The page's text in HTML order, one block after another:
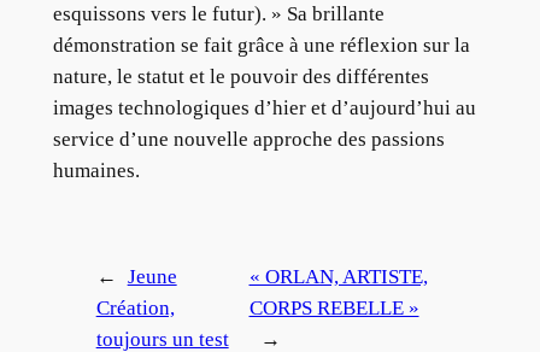
esquissons vers le futur). » Sa brillante
démonstration se fait grâce à une réflexion sur la
nature, le statut et le pouvoir des différentes
images technologiques d’hier et d’aujourd’hui au
service d’une nouvelle approche des passions
humaines.
←
Jeune
Création,
toujours un test
« ORLAN, ARTISTE,
CORPS REBELLE »
→